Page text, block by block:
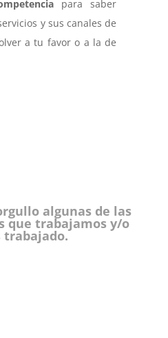
para saber
y sus canales de
a tu favor o a la de
algunas de las
que trabajamos y/o
trabajado.